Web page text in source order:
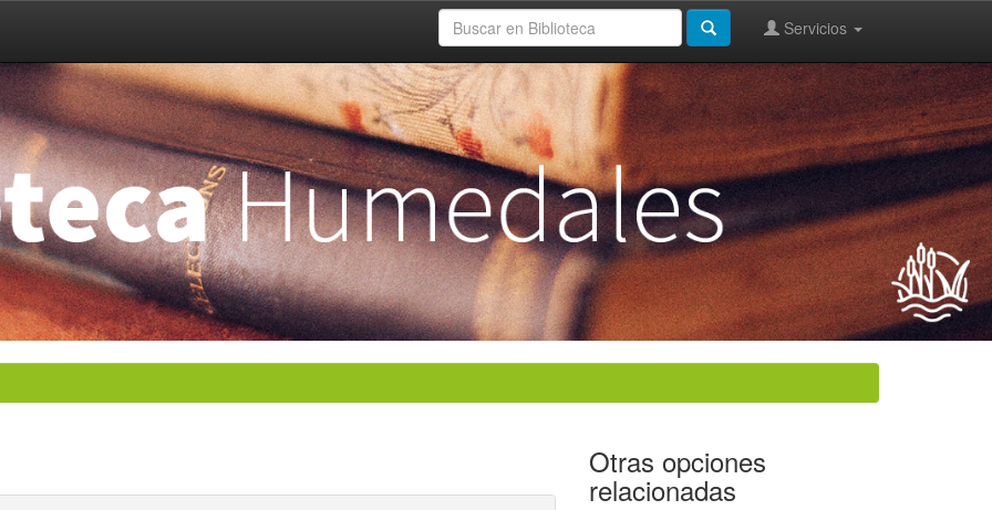
Servicios
Otras opciones
relacionadas